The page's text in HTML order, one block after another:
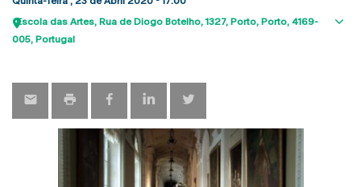
Escola das Artes Rua de Diogo Botelho, 1327 Porto Porto 4169-
005 Portugal